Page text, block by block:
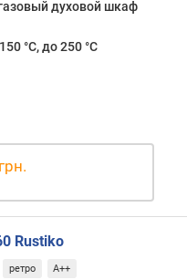
духовой шкаф
°C, до 250 °C
грн.
Rustiko
ретро A++